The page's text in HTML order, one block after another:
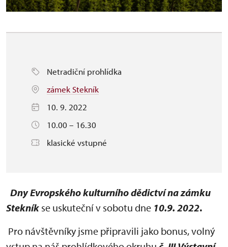
Netradiční prohlídka
zámek Stekník
10. 9. 2022
10.00 – 16.30
klasické vstupné
Dny Evropského kulturního dědictví na zámku
Stekník se uskuteční v sobotu dne 10.9. 2022.
Pro návštěvníky jsme připravili jako bonus, volný